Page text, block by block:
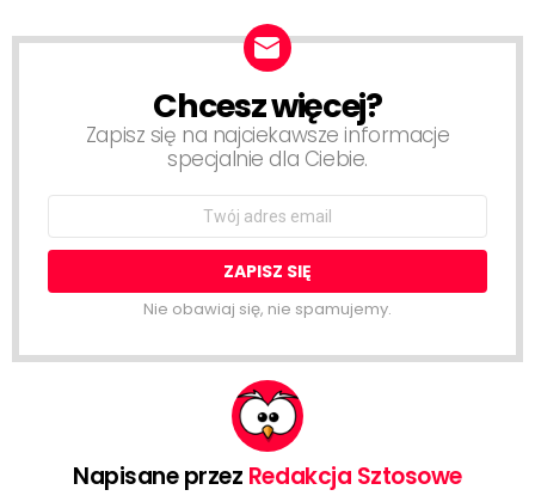
NEWSLETTERChcesz więcej?
Zapisz się na najciekawsze informacje
specjalnie dla Ciebie.
Email
Nie obawiaj się, nie spamujemy.
Napisane przez Redakcja Sztosowe